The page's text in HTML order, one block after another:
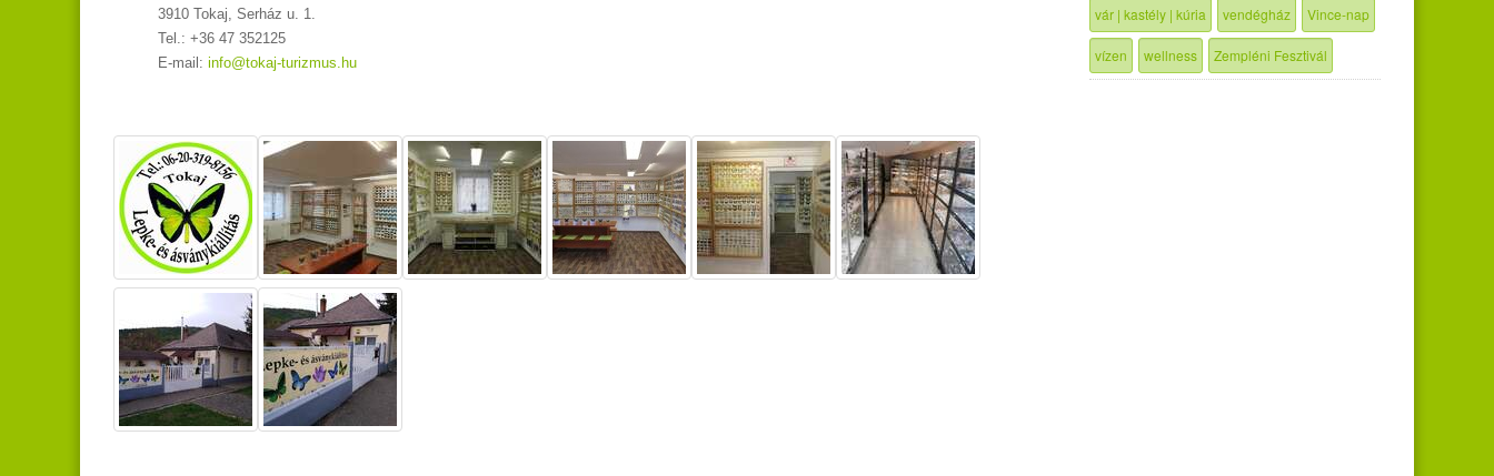
3910 Tokaj, Serház u. 1.
Tel.: +36 47 352125
E-mail: info@tokaj-turizmus.hu
vár | kastély | kúria vendégház Vince-nap
vízen wellness Zempléni Fesztivál